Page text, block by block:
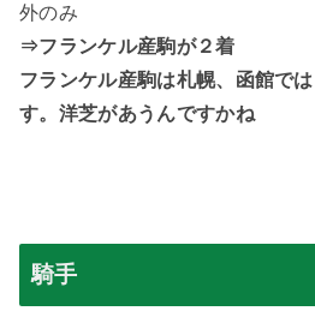
外のみ
⇒フランケル産駒が２着
フランケル産駒は札幌、函館で
す。洋芝があうんですかね
騎手